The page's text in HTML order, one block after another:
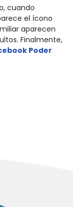
cuando
el ícono
aparecen
Finalmente,
Poder